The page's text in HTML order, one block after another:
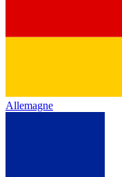
Allemagne